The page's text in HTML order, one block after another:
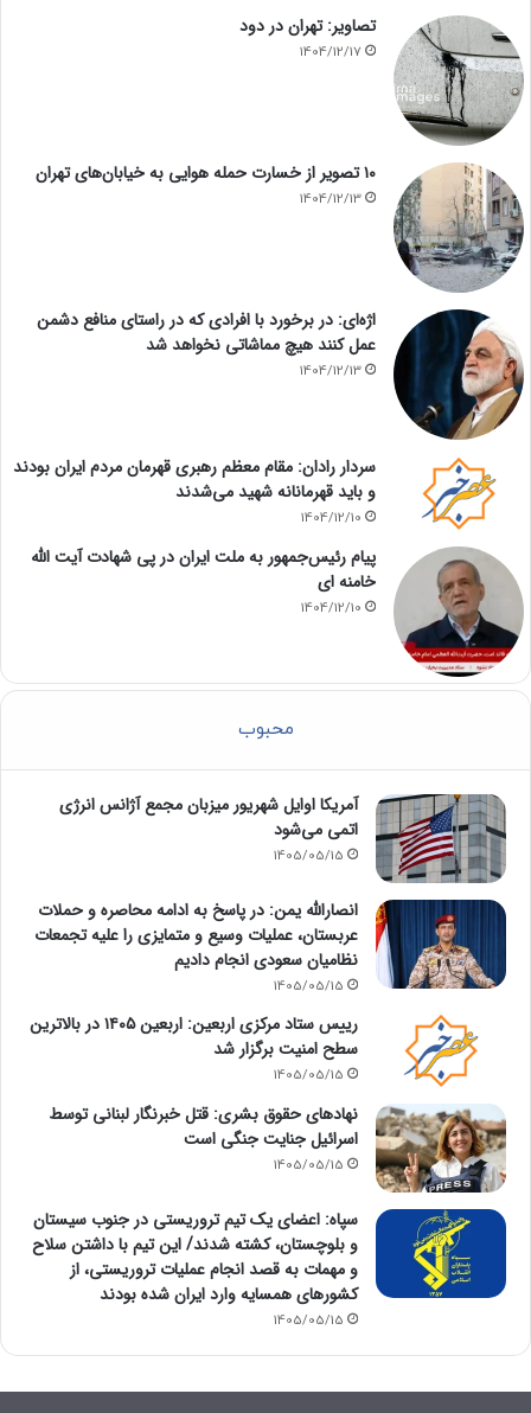
تصاویر: تهران در دود
1404/12/17
۱۰ تصویر از خسارت حمله هوایی به خیابان‌های تهران
1404/12/13
اژه‌ای: در برخورد با افرادی که در راستای منافع دشمن
عمل کنند هیچ مماشاتی نخواهد شد
1404/12/13
سردار رادان: مقام معظم رهبری قهرمان مردم ایران بودند
و باید قهرمانانه شهید می‌شدند
1404/12/10
پیام رئیس‌جمهور به ملت ایران در پی شهادت آیت الله
خامنه ای
1404/12/10
محبوب
آمریکا اوایل شهریور میزبان مجمع آژانس انرژی
اتمی می‌شود
1405/05/15
انصارالله یمن: در پاسخ به ادامه محاصره و حملات
عربستان، عملیات وسیع و متمایزی را علیه تجمعات
نظامیان سعودی انجام دادیم
1405/05/15
رییس ستاد مرکزی اربعین: اربعین ۱۴۰۵ در بالاترین
سطح امنیت برگزار شد
1405/05/15
نهادهای حقوق بشری: قتل خبرنگار لبنانی توسط
اسرائیل جنایت جنگی است
1405/05/15
سپاه: اعضای یک تیم تروریستی در جنوب سیستان
و بلوچستان، کشته شدند/ این تیم با داشتن سلاح
و مهمات به قصد انجام عملیات تروریستی، از
کشورهای همسایه وارد ایران شده بودند
1405/05/15